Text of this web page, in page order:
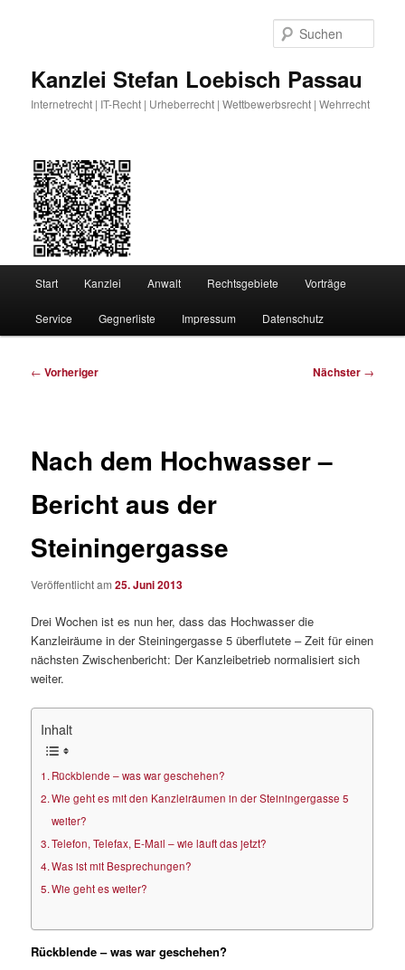
Kanzlei Stefan Loebisch Passau
Internetrecht | IT-Recht | Urheberrecht | Wettbewerbsrecht | Wehrrecht
Start Kanzlei Anwalt Rechtsgebiete Vorträge
Service Gegnerliste Impressum Datenschutz
Beitragsnavigation
← Vorheriger Nächster →
Nach dem Hochwasser –
Bericht aus der
Steiningergasse
Veröffentlicht am25. Juni 2013
Drei Wochen ist es nun her, dass das Hochwasser die
Kanzleiräume in der Steiningergasse 5 überflutete – Zeit für einen
nächsten Zwischenbericht: Der Kanzleibetrieb normalisiert sich
weiter.
Inhalt
Rückblende – was war geschehen?
Wie geht es mit den Kanzleiräumen in der Steiningergasse 5
weiter?
Telefon, Telefax, E-Mail – wie läuft das jetzt?
Was ist mit Besprechungen?
Wie geht es weiter?
Rückblende – was war geschehen?